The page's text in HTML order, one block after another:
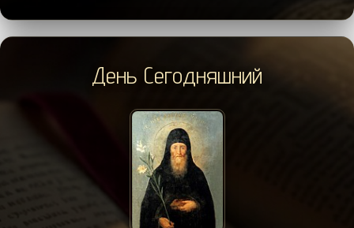
День Сегодняшний